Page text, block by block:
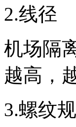
2.线径
机场隔
越高，
3.螺纹